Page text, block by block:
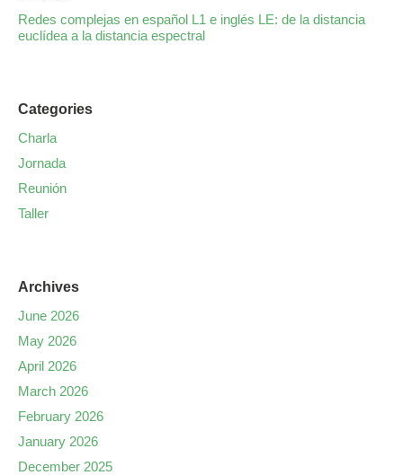
Redes complejas en español L1 e inglés LE: de la distancia
euclídea a la distancia espectral
Categories
Charla
Jornada
Reunión
Taller
Archives
June 2026
May 2026
April 2026
March 2026
February 2026
January 2026
December 2025